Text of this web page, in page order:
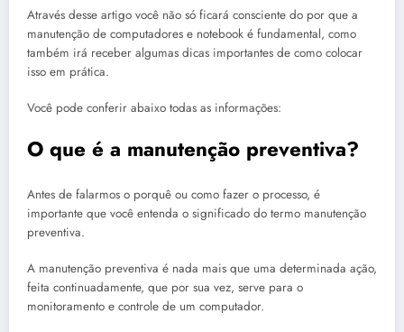
Através desse artigo você não só ficará consciente do por que a
manutenção de computadores e notebook é fundamental, como
também irá receber algumas dicas importantes de como colocar
isso em prática.
Você pode conferir abaixo todas as informações:
O que é a manutenção preventiva?
Antes de falarmos o porquê ou como fazer o processo, é
importante que você entenda o significado do termo manutenção
preventiva.
A manutenção preventiva é nada mais que uma determinada ação,
feita continuadamente, que por sua vez, serve para o
monitoramento e controle de um computador.